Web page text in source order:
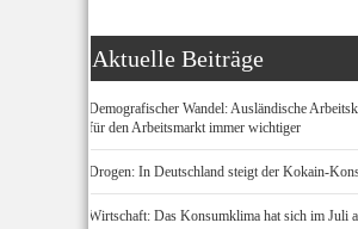
Aktuelle Beiträge
Demografischer Wandel: Ausländische
für den Arbeitsmarkt immer wichtiger
Drogen: In Deutschland steigt der Kokain-
Wirtschaft: Das Konsumklima hat sich im Juli